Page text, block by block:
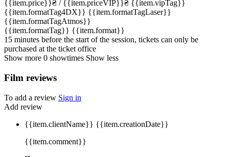
{{item.price}}₴ / {{item.priceVIP}}₴ {{item.vipTag}}
{{item.formatTag4DX}} {{item.formatTagLaser}}
{{item.formatTagAtmos}}
{{item.formatTag}} {{item.format}}
15 minutes before the start of the session, tickets can only be
purchased at the ticket office
Show more 0 showtimes Show less
Film reviews
To add a review Sign in
Add review
{{item.clientName}} {{item.creationDate}}
{{item.comment}}